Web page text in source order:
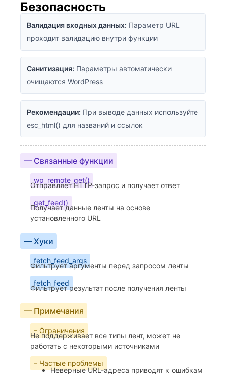
Безопасность
Валидация входных данных: Параметр URL
проходит валидацию внутри функции
Санитизация: Параметры автоматически
очищаются WordPress
Рекомендации: При выводе данных используйте
esc_html() для названий и ссылок
— Связанные функции
wp_remote_get()
Отправляет HTTP-запрос и получает ответ
get_feed()
Получает данные ленты на основе
установленного URL
— Хуки
fetch_feed_args
Фильтрует аргументы перед запросом ленты
fetch_feed
Фильтрует результат после получения ленты
— Примечания
– Ограничения
Не поддерживает все типы лент, может не
работать с некоторыми источниками
– Частые проблемы
Неверные URL-адреса приводят к ошибкам